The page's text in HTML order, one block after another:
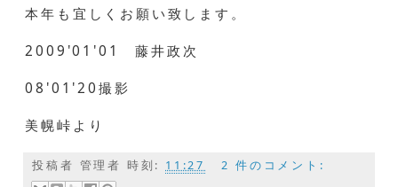
本年も宜しくお願い致します。
2009'01'01 藤井政次
08'01'20撮影
美幌峠より
投稿者 管理者 時刻: 11:27 2 件のコメント: